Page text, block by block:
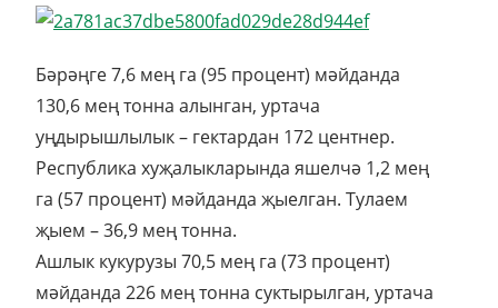
Бәрәңге 7,6 мең га (95 процент) мәйданда
130,6 мең тонна алынган, уртача
уңдырышлылык – гектардан 172 центнер.
Республика хуҗалыкларында яшелчә 1,2 мең
га (57 процент) мәйданда җыелган. Тулаем
җыем – 36,9 мең тонна.
Ашлык кукурузы 70,5 мең га (73 процент)
мәйданда 226 мең тонна суктырылган, уртача